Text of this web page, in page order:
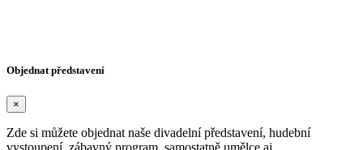
Objednat představení
×
Zde si můžete objednat naše divadelní představení, hudební
vystoupení, zábavný program, samostatně umělce aj.